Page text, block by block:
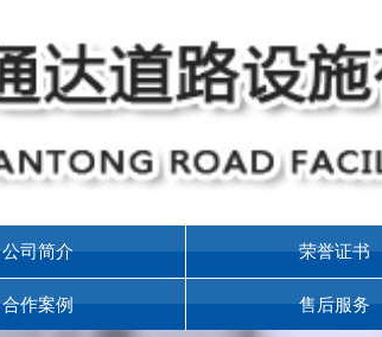
公司简介 荣誉证书
合作案例 售后服务